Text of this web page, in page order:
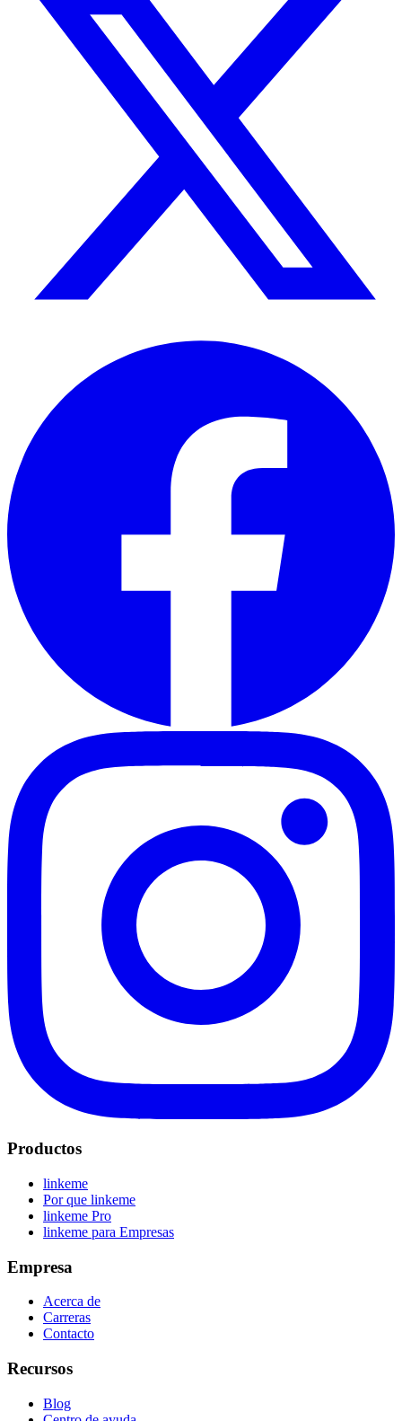
Productos
linkeme
Por que linkeme
linkeme Pro
linkeme para Empresas
Empresa
Acerca de
Carreras
Contacto
Recursos
Blog